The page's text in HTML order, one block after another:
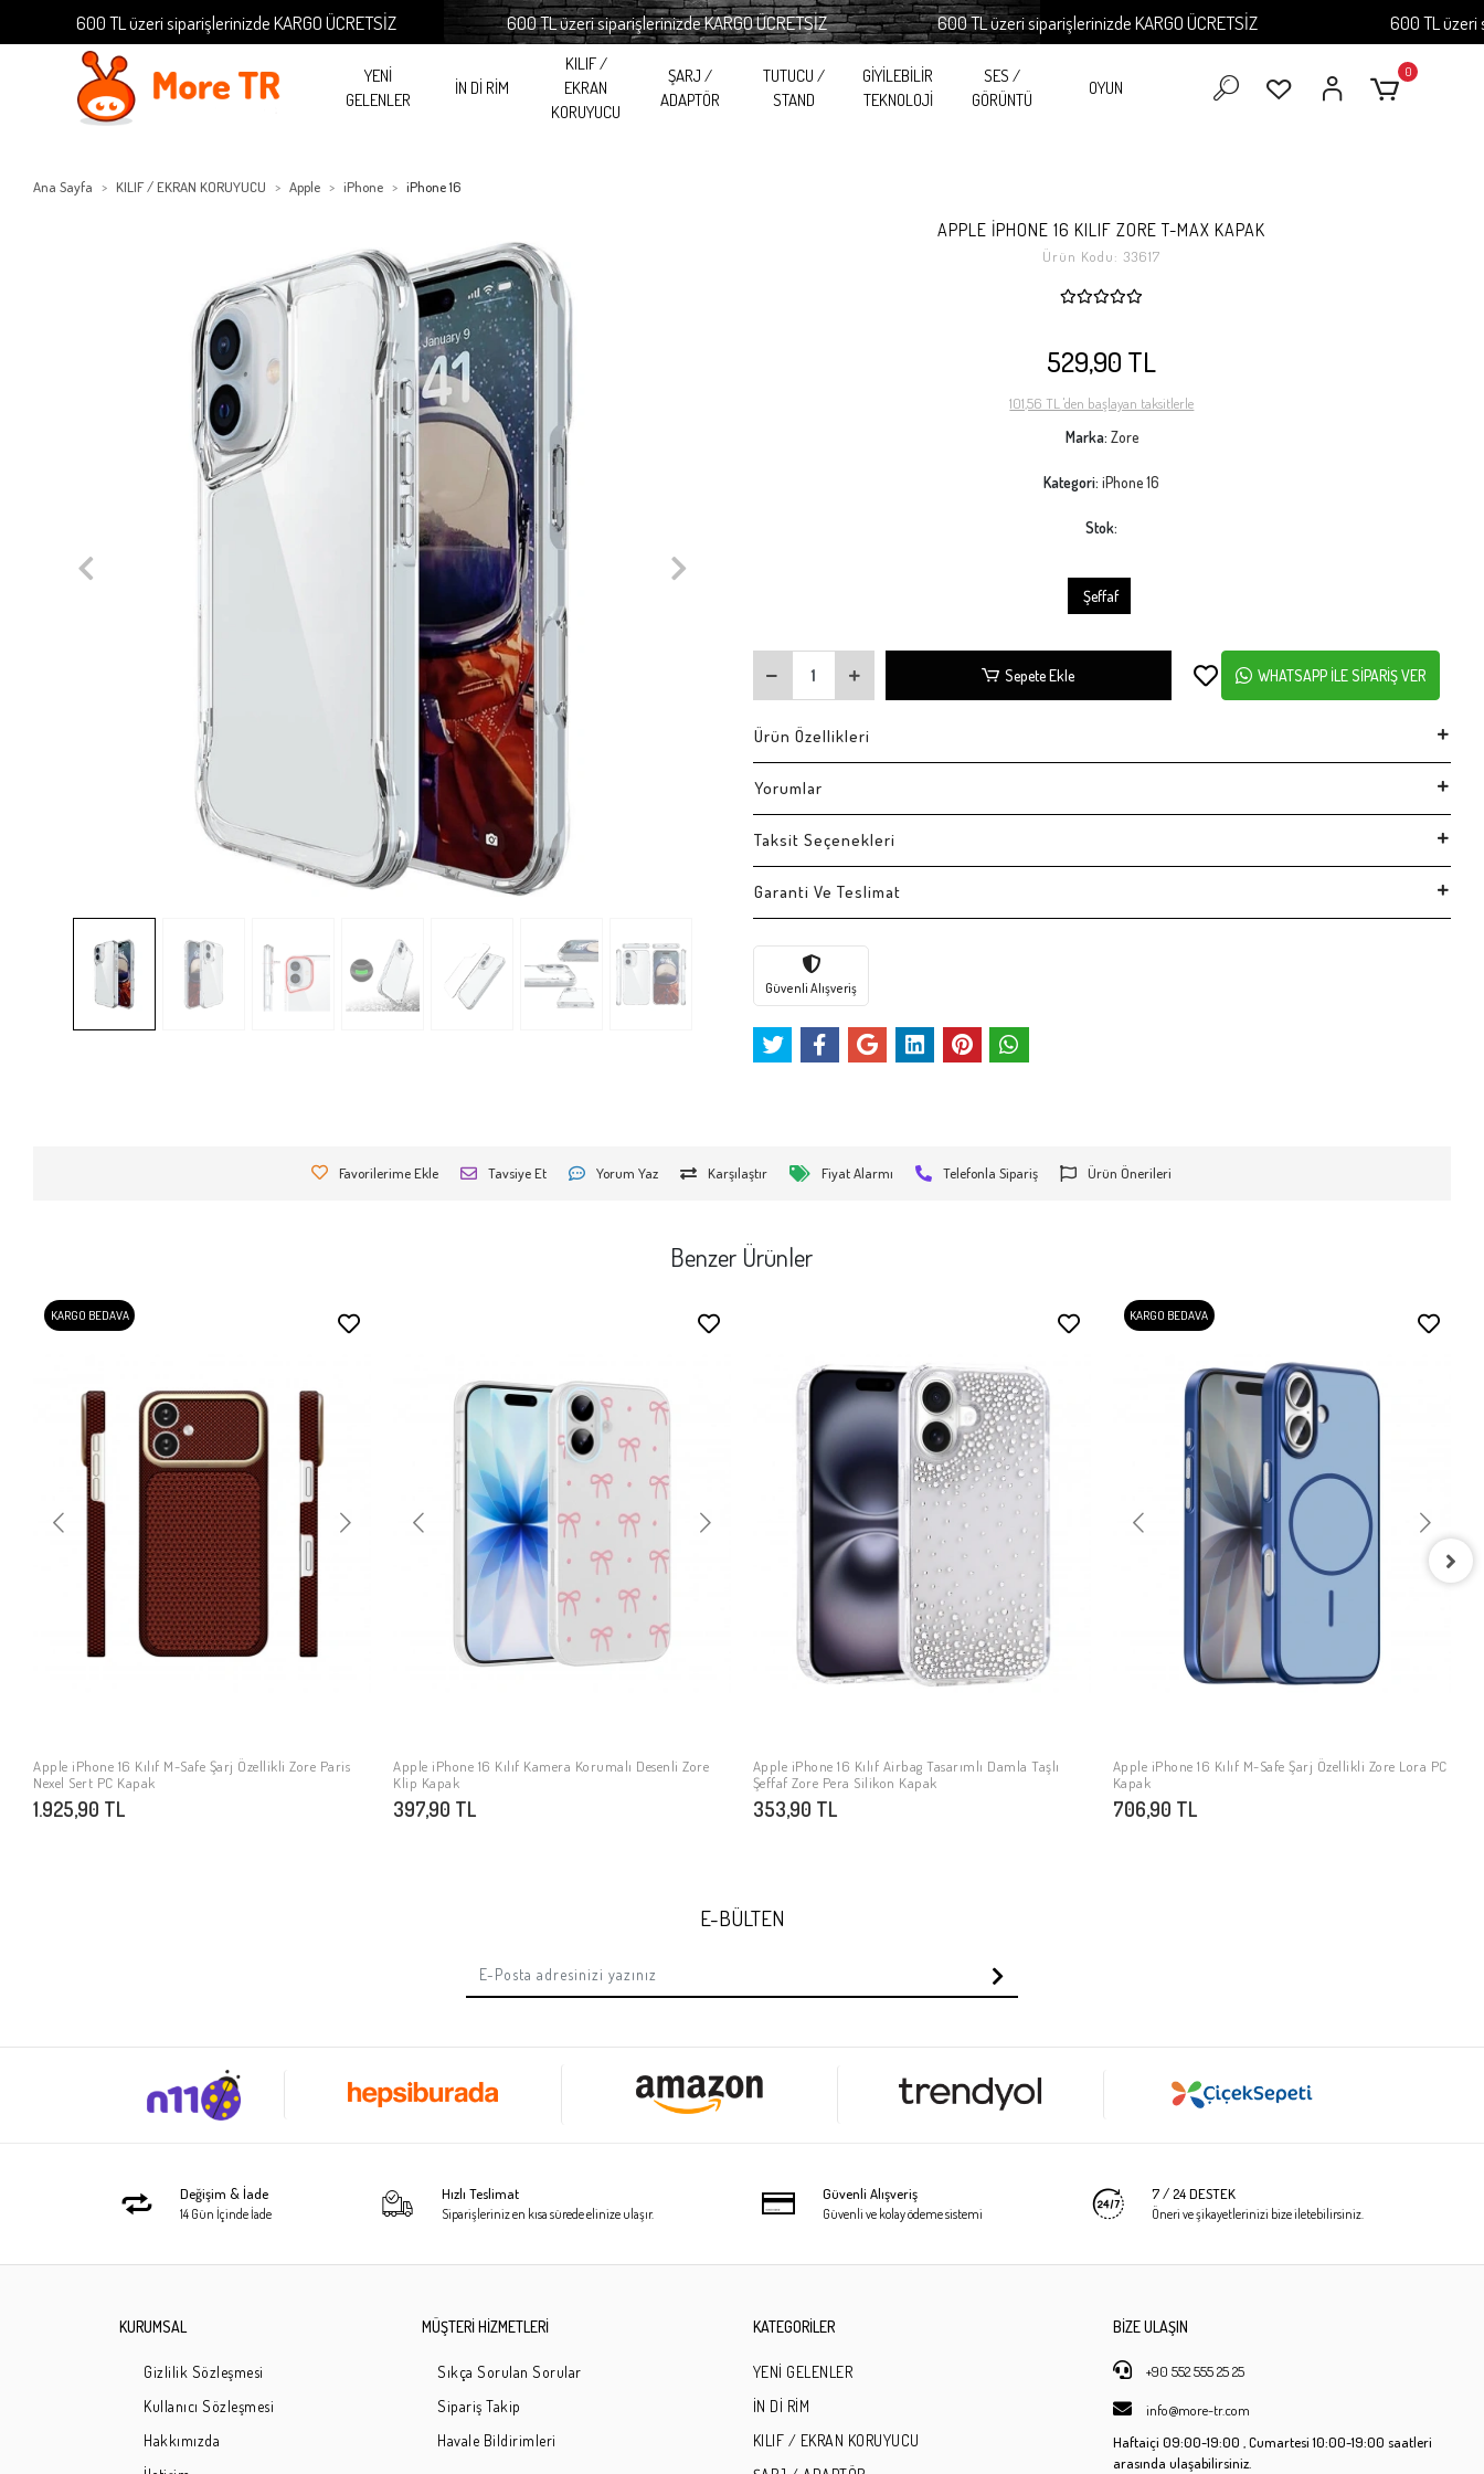
600 TL üzeri siparişlerinizde KARGO ÜCRETSİZ 600 TL üzeri siparişlerinizde KARGO ÜCRETSİZ 600 TL üzeri siparişlerinizde KARGO ÜCRETSİZ 600 TL üzeri
YENİ
GELENLER
İN Dİ RİM
KILIF /
EKRAN
KORUYUCU
ŞARJ /
ADAPTÖR
TUTUCU /
STAND
GİYİLEBİLİR
TEKNOLOJİ
SES /
GÖRÜNTÜ
OYUN
0
Ana Sayfa KILIF / EKRAN KORUYUCU Apple iPhone iPhone 16
APPLE İPHONE 16 KILIF ZORE T-MAX KAPAK
Ürün Kodu:33617
529,90 TL
101,56 TL 'den başlayan taksitlerle
Marka: Zore
Kategori:iPhone 16
Stok:
Şeffaf
Sepete Ekle WHATSAPP İLE SİPARİŞ VER
Ürün Özellikleri
Yorumlar
Taksit Seçenekleri
Garanti Ve Teslimat
Güvenli Alışveriş
Favorilerime Ekle Tavsiye Et Yorum Yaz Karşılaştır Fiyat Alarmı Telefonla Sipariş Ürün Önerileri
Benzer Ürünler
KARGO BEDAVA
SEPETE EKLE
Apple iPhone 16 Kılıf M-Safe Şarj Özellikli Zore Paris
Nexel Sert PC Kapak
1.925,90 TL
SEPETE EKLE
Apple iPhone 16 Kılıf Kamera Korumalı Desenli Zore
Klip Kapak
397,90 TL
SEPETE EKLE
Apple iPhone 16 Kılıf Airbag Tasarımlı Damla Taşlı
Şeffaf Zore Pera Silikon Kapak
353,90 TL
KARGO BEDAVA
SEPETE EKLE
Apple iPhone 16 Kılıf M-Safe Şarj Özellikli Zore Lora PC
Kapak
706,90 TL
E-BÜLTEN
Değişim & İade
14 Gün İçinde İade
Hızlı Teslimat
Siparişleriniz en kısa sürede elinize ulaşır.
Güvenli Alışveriş
Güvenli ve kolay ödeme sistemi
7 / 24 DESTEK
Öneri ve şikayetlerinizi bize iletebilirsiniz.
KURUMSAL
Gizlilik Sözleşmesi
Kullanıcı Sözleşmesi
Hakkımızda
MÜŞTERİ HİZMETLERİ
Sıkça Sorulan Sorular
Sipariş Takip
Havale Bildirimleri
KATEGORİLER
YENİ GELENLER
İN Dİ RİM
KILIF / EKRAN KORUYUCU
BİZE ULAŞIN
+90 552 555 25 25
info@more-tr.com
Haftaiçi 09:00-19:00 , Cumartesi10:00-19:00 saatleri
arasında ulaşabilirsiniz.